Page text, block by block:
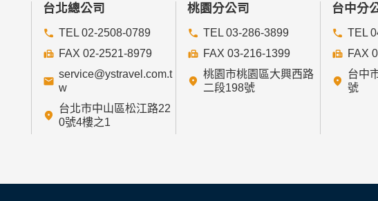
前項但書之情形包括不限於：
經由您書面同意。
法律明文規定。
為免除您生命、身體、自由或財產上之危險。
與公務機關或學術研究機構合作，基於公共利益為統計或
當您在網站的行為，違反服務條款或可能損害或妨礙網站與
絡或採取法律行動所必要者。
有利於您的權益。
本網站委託廠商協助蒐集、處理或利用您的個人資料時，將
為了提供您最佳的服務，本網站會在您的電腦中放置並取
台北總公司
TEL 02-2508-0789
FAX 02-2521-8979
service@ystravel.com.t
w
台北市中山區松江路22
0號4樓之1
桃園分公司
TEL 03-286-3899
FAX 03-216-1399
桃園市桃園區大興西路
二段198號
台中分
TEL
FAX
台中
號